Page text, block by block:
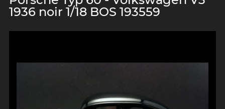
1936 noir 1/18 BOS 193559